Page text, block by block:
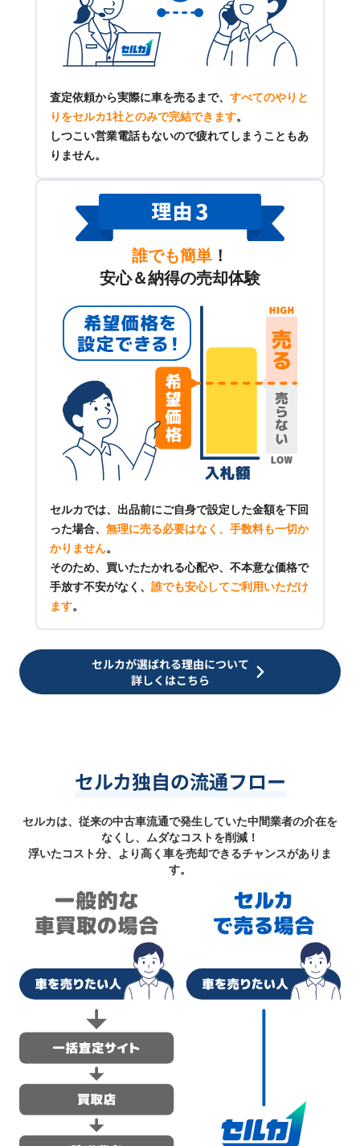
査定依頼から実際に車を売るまで、 すべてのやりと
りをセルカ1社とのみで完結できます。
しつこい営業電話もないので疲れてしまうこともあ
りません。
誰でも簡単 ！
安心＆納得の売却体験
セルカでは、出品前にご自身で設定した金額を下回
った場合、 無理に売る必要はなく、手数料も一切か
かりません。
そのため、買いたたかれる心配や、不本意な価格で
手放す不安がなく、 誰でも安心してご利用いただけ
ます。
セルカが選ばれる理由について
詳しくはこちら
セルカ独自の流通フロー
セルカは、従来の中古車流通で発生していた中間業者の介在を
なくし、ムダなコストを削減！
浮いたコスト分、より高く車を売却できるチャンスがありま
す。